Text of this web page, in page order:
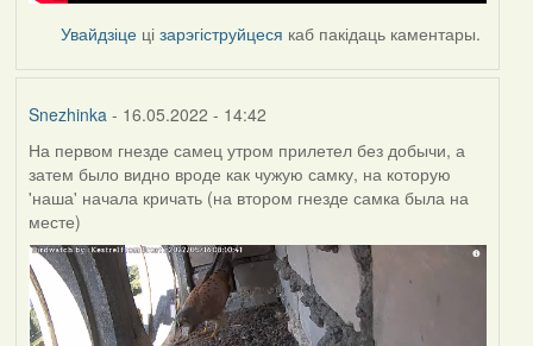
Увайдзіце цізарэгіструйцеся каб пакідаць каментары.
Snezhinka - 16.05.2022 - 14:42
На первом гнезде самец утром прилетел без добычи, а
затем было видно вроде как чужую самку, на которую
'наша' начала кричать (на втором гнезде самка была на
месте)